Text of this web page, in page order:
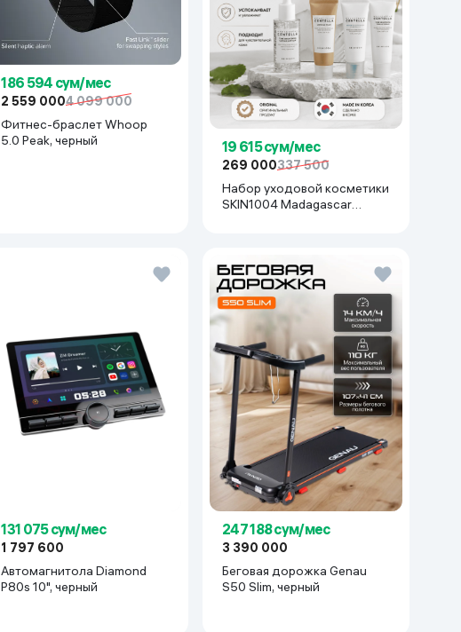
186 594 сум/мес
2 559 0004 099 000
Фитнес-браслет Whoop
5.0 Peak, черный
19 615 сум/мес
269 000337 500
Набор уходовой косметики
SKIN1004 Madagascar
131 075 сум/мес
1 797 600
Автомагнитола Diamond
P80s 10", черный
247 188 сум/мес
3 390 000
Беговая дорожка Genau
S50 Slim, черный